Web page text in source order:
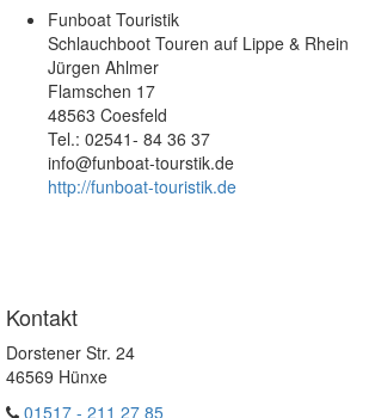
Funboat Touristik
Schlauchboot Touren auf Lippe & Rhein
Jürgen Ahlmer
Flamschen 17
48563 Coesfeld
Tel.: 02541- 84 36 37
info@funboat-tourstik.de
http://funboat-touristik.de
Kontakt
Dorstener Str. 24
46569 Hünxe
01517 - 211 27 85